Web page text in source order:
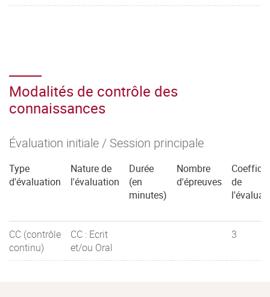
Modalités de contrôle des
connaissances
Évaluation initiale / Session principale
Type
d'évaluation
Nature de
l'évaluation
Durée
(en
minutes)
Nombre
d'épreuves
de
CC (contrôle
continu)
CC : Ecrit
et/ou Oral
3